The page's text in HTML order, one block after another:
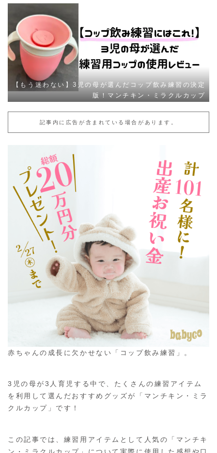
【もう迷わない】3児の母が選んだコップ飲み練習の決定
版！マンチキン・ミラクルカップ
記事内に広告が含まれている場合があります。
赤ちゃんの成長に欠かせない「コップ飲み練習」。
3児の母が3人育児する中で、たくさんの練習アイテム
を利用して選んだおすすめグッズが「マンチキン・ミラ
クルカップ」です！
この記事では、練習用アイテムとして人気の「マンチキ
ン・ミラクルカップ」について実際に使用した感想や口